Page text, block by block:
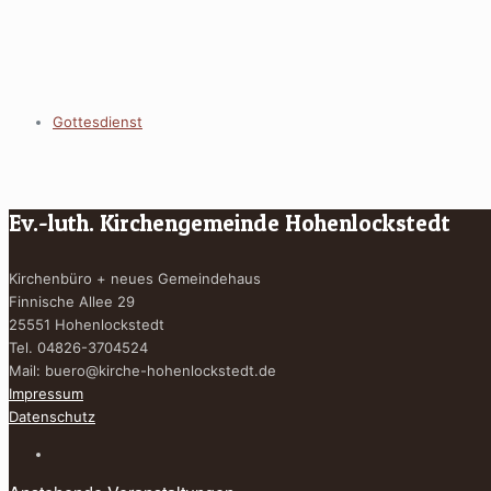
Gottesdienst
Ev.-luth. Kirchengemeinde Hohenlockstedt
Kirchenbüro + neues Gemeindehaus
Finnische Allee 29
25551 Hohenlockstedt
Tel. 04826-3704524
Mail: buero@kirche-hohenlockstedt.de
Impressum
Datenschutz